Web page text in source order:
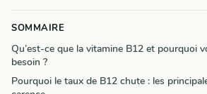
SOMMAIRE
Qu’est-ce que la vitamine B12 et pourquoi
besoin ?
Pourquoi le taux de B12 chute : les